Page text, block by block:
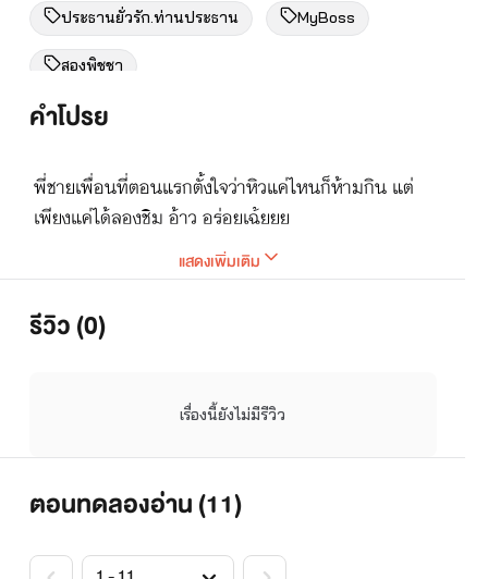
ประธานยั่วรัก.ท่านประธาน MyBoss
สองพิชชา
คำโปรย
พี่ชายเพื่อนที่ตอนแรกตั้งใจว่าหิวแค่ไหนก็ห้ามกิน แต่
เพียงแค่ได้ลองชิม อ้าว อร่อยเฉ้ยยย
แสดงเพิ่มเติม
รีวิว (0)
เรื่องนี้ยังไม่มีรีวิว
ตอนทดลองอ่าน (11)